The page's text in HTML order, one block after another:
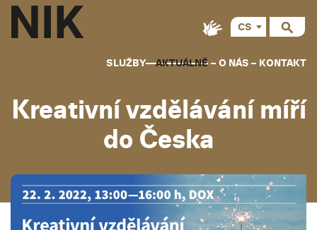
SLUŽBY AKTUÁLNĚ O NÁS KONTAKT
CS
Kreativní vzdělávání míří
do Česka